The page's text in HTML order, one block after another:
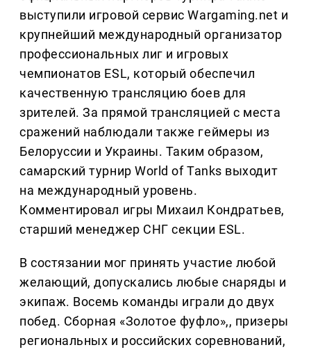
выступили игровой сервис Wargaming.net и
крупнейший международный организатор
профессиональных лиг и игровых
чемпионатов ESL, который обеспечил
качественную трансляцию боев для
зрителей. За прямой трансляцией с места
сражений наблюдали также геймеры из
Белоруссии и Украины. Таким образом,
самарский турнир World of Tanks выходит
на международный уровень.
Комментировал игры Михаил Кондратьев,
старший менеджер СНГ секции ESL.
В состязании мог принять участие любой
желающий, допускались любые снаряды и
экипаж. Восемь команды играли до двух
побед. Сборная «Золотое фуфло»,, призеры
региональных и российских соревнований,